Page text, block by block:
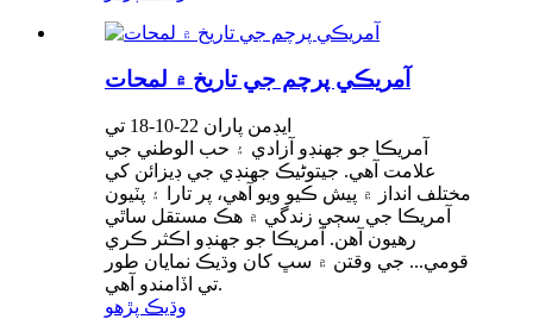
آمريڪي پرچم جي تاريخ ۾ لمحات
ايڊمن پاران 22-10-18 تي
آمريڪا جو جهنڊو آزادي ۽ حب الوطني جي
علامت آهي. جيتوڻيڪ جهنڊي جي ڊيزائن کي
مختلف انداز ۾ پيش ڪيو ويو آهي، پر تارا ۽ پٽيون
آمريڪا جي سڄي زندگي ۾ هڪ مستقل ساٿي
رهيون آهن. آمريڪا جو جهنڊو اڪثر ڪري
قومي... جي وقتن ۾ سڀ کان وڌيڪ نمايان طور
تي اڏامندو آهي.
وڌيڪ پڙهو